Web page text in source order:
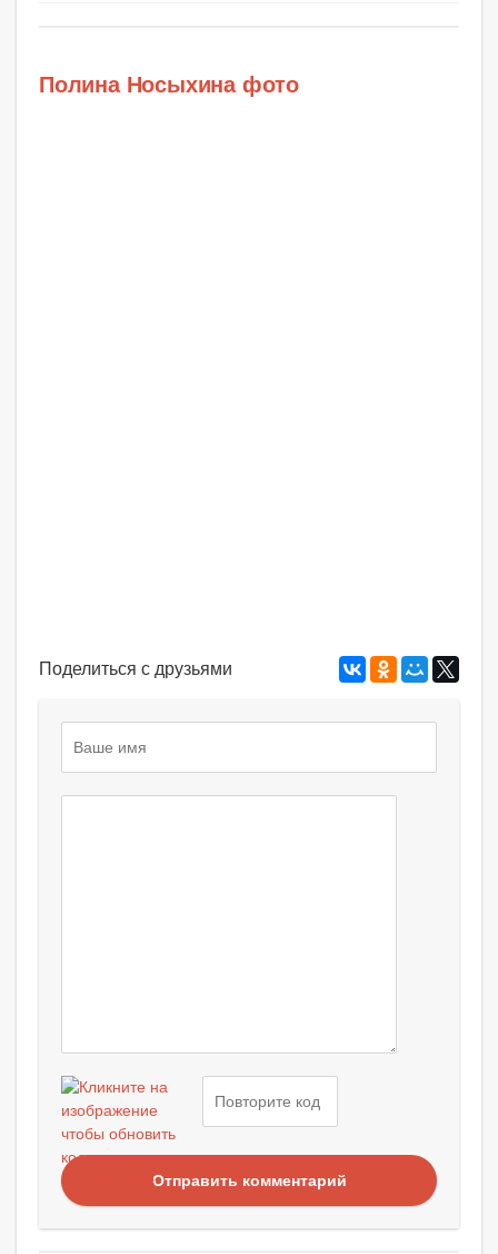
Полина Носыхина фото
Поделиться с друзьями
Отправить комментарий